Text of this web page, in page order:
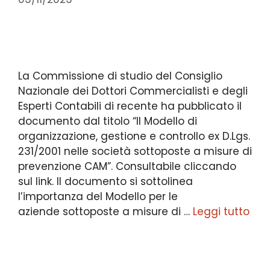
La Commissione di studio del Consiglio
Nazionale dei Dottori Commercialisti e degli
Esperti Contabili di recente ha pubblicato il
documento dal titolo “Il Modello di
organizzazione, gestione e controllo ex D.Lgs.
231/2001 nelle società sottoposte a misure di
prevenzione CAM”. Consultabile cliccando
sul link. Il documento si sottolinea
l’importanza del Modello per le
aziende sottoposte a misure di … Leggi tutto